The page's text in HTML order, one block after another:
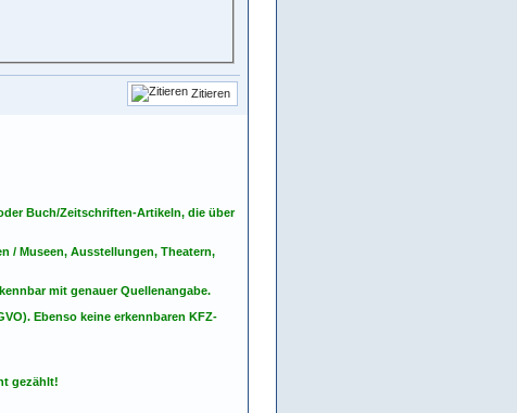
Zitieren
Buch/Zeitschriften-Artikeln, die über
/ Museen, Ausstellungen, Theatern,
mit genauer Quellenangabe.
Ebenso keine erkennbaren KFZ-
gezählt!